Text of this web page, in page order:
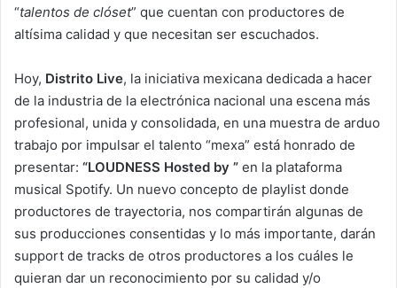
“talentos de clóset” que cuentan con productores de
altísima calidad y que necesitan ser escuchados.
Hoy, Distrito Live, la iniciativa mexicana dedicada a hacer
de la industria de la electrónica nacional una escena más
profesional, unida y consolidada, en una muestra de arduo
trabajo por impulsar el talento “mexa” está honrado de
presentar: “LOUDNESS Hosted by ” en la plataforma
musical Spotify. Un nuevo concepto de playlist donde
productores de trayectoria, nos compartirán algunas de
sus producciones consentidas y lo más importante, darán
support de tracks de otros productores a los cuáles le
quieran dar un reconocimiento por su calidad y/o